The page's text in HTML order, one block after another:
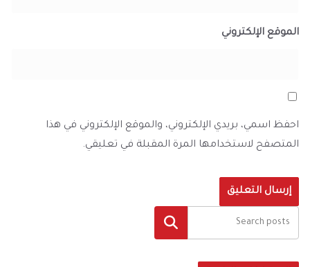
الموقع الإلكتروني
احفظ اسمي، بريدي الإلكتروني، والموقع الإلكتروني في هذا
المتصفح لاستخدامها المرة المقبلة في تعليقي.
البحث